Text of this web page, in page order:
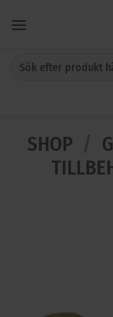
SHOP